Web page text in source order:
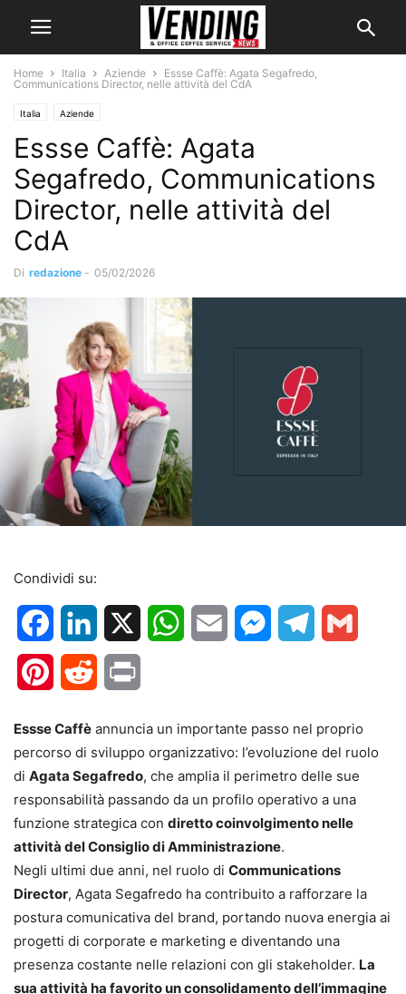
Home Italia Aziende
Essse Caffè: Agata Segafredo,
Communications Director, nelle attività del CdA
Italia Aziende
Essse Caffè: Agata
Segafredo, Communications
Director, nelle attività del
CdA
Di redazione - 05/02/2026
Condividi su:
FacebookLinkedIn WhatsApp
Email MessengerTelegram
PinterestReddit
Essse Caffè annuncia un importante passo nel proprio
percorso di sviluppo organizzativo: l’evoluzione del ruolo
di Agata Segafredo, che amplia il perimetro delle sue
responsabilità passando da un profilo operativo a una
funzione strategica con diretto coinvolgimento nelle
attività del Consiglio di Amministrazione.
Negli ultimi due anni, nel ruolo di Communications
Director, Agata Segafredo ha contribuito a rafforzare la
postura comunicativa del brand, portando nuova energia ai
progetti di corporate e marketing e diventando una
presenza costante nelle relazioni con gli stakeholder. La
sua attività ha favorito un consolidamento dell’immagine